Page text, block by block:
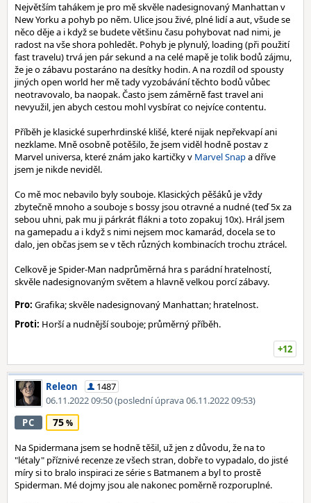
Největším tahákem je pro mě skvěle nadesignovaný Manhattan v
New Yorku a pohyb po něm. Ulice jsou živé, plné lidí a aut, všude se
něco děje a i když se budete většinu času pohybovat nad nimi, je
radost na vše shora pohledět. Pohyb je plynulý, loading (při použití
fast travelu) trvá jen pár sekund a na celé mapě je tolik bodů zájmu,
že je o zábavu postaráno na desítky hodin. A na rozdíl od spousty
jiných open world her mě tady vyzobávání těchto bodů vůbec
neotravovalo, ba naopak. Často jsem záměrně fast travel ani
nevyužil, jen abych cestou mohl vysbírat co nejvíce contentu.
Příběh je klasické superhrdinské klišé, které nijak nepřekvapí ani
nezklame. Mně osobně potěšilo, že jsem viděl hodně postav z
Marvel universa, které znám jako kartičky v Marvel Snapa dříve
jsem je nikde neviděl.
Co mě moc nebavilo byly souboje. Klasických pěšáků je vždy
zbytečně mnoho a souboje s bossy jsou otravné a nudné (teď 5x za
sebou uhni, pak mu ji párkrát flákni a toto zopakuj 10x). Hrál jsem
na gamepadu a i když s nimi nejsem moc kamarád, docela se to
dalo, jen občas jsem se v těch různých kombinacích trochu ztrácel.
Celkově je Spider-Man nadprůměrná hra s parádní hratelností,
skvěle nadesignovaným světem a hlavně velkou porcí zábavy.
Pro: Grafika; skvěle nadesignovaný Manhattan; hratelnost.
Proti: Horší a nudnější souboje; průměrný příběh.
+12
Releon
1487
06.11.2022 09:50(poslední úprava 06.11.2022 09:53)
PC
75
Na Spidermana jsem se hodně těšil, už jen z důvodu, že na to
"létaly" příznivé recenze ze všech stran, dobře to vypadalo, do jisté
míry si to bralo inspiraci ze série s Batmanem a byl to prostě
Spiderman. Mé dojmy jsou ale nakonec poměrně rozporuplné.